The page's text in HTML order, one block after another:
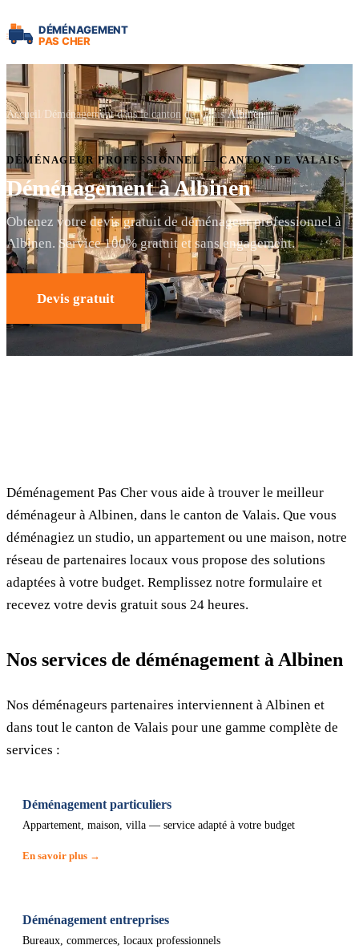
Accueil Déménagement dans le canton de Valais Albinen
DÉMÉNAGEUR PROFESSIONNEL — CANTON DE VALAIS
Déménagement à Albinen
Obtenez votre devis gratuit de déménageur professionnel à
Albinen. Service 100% gratuit et sans engagement.
Devis gratuit
Déménagement Pas Cher vous aide à trouver le meilleur
déménageur à Albinen, dans le canton de Valais. Que vous
déménagiez un studio, un appartement ou une maison, notre
réseau de partenaires locaux vous propose des solutions
adaptées à votre budget. Remplissez notre formulaire et
recevez votre devis gratuit sous 24 heures.
Nos services de déménagement à Albinen
Nos déménageurs partenaires interviennent à Albinen et
dans tout le canton de Valais pour une gamme complète de
services :
Déménagement particuliers
Appartement, maison, villa — service adapté à votre budget
En savoir plus →
Déménagement entreprises
Bureaux, commerces, locaux professionnels